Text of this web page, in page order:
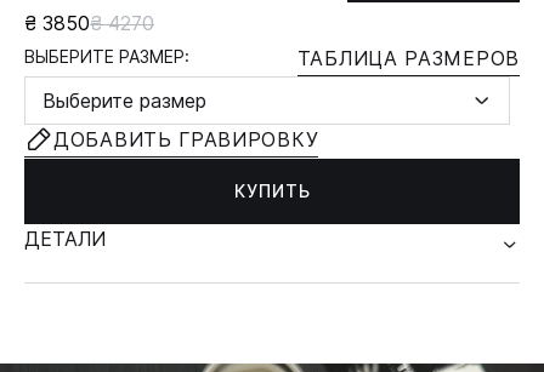
₴ 3850₴ 4270
ВЫБЕРИТЕ РАЗМЕР:
ТАБЛИЦА РАЗМЕРОВ
Выберите размер
ДОБАВИТЬ ГРАВИРОВКУ
КУПИТЬ
ДЕТАЛИ